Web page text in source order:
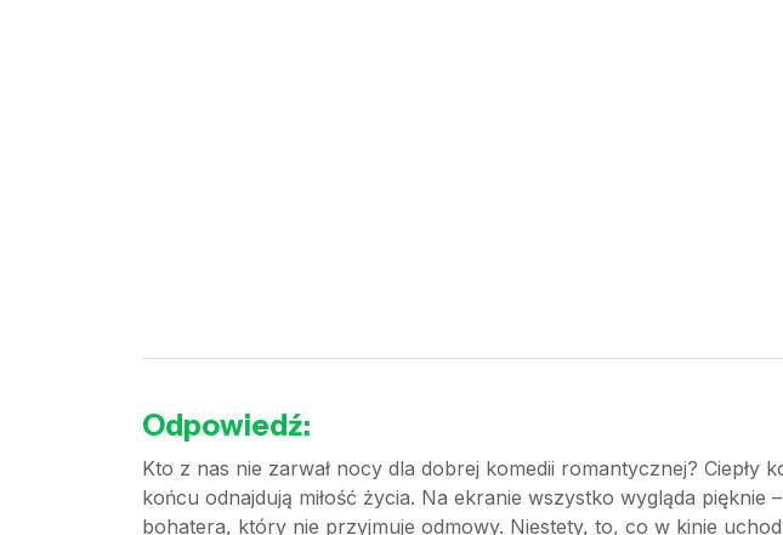
Odpowiedź:
Kto z nas nie zarwał nocy dla dobrej komedii romantycznej?
końcu odnajdują miłość życia. Na ekranie wszystko wygląda
bohatera, który nie przyjmuje odmowy. Niestety, to, co w kinie